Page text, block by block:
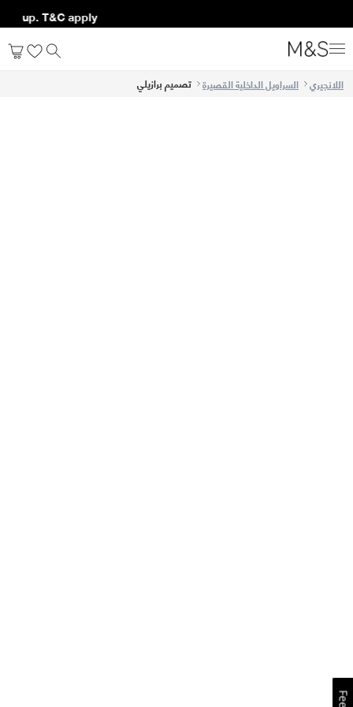
up. T&C apply*
اللانجيري السراويل الداخلية القصيرة تصميم برازيلي